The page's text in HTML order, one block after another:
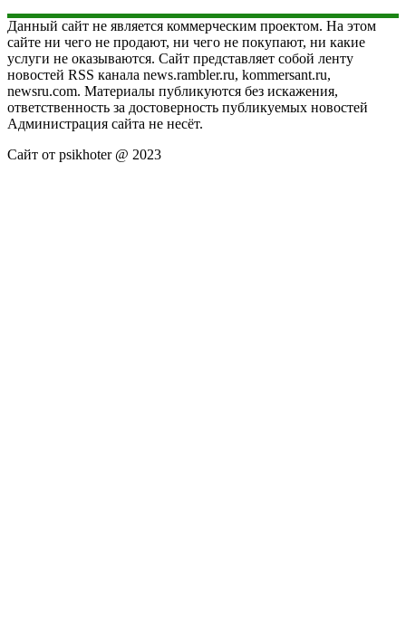
Данный сайт не является коммерческим проектом. На этом
сайте ни чего не продают, ни чего не покупают, ни какие
услуги не оказываются. Сайт представляет собой ленту
новостей RSS канала news.rambler.ru, kommersant.ru,
newsru.com. Материалы публикуются без искажения,
ответственность за достоверность публикуемых новостей
Администрация сайта не несёт.
Сайт от psikhoter @ 2023